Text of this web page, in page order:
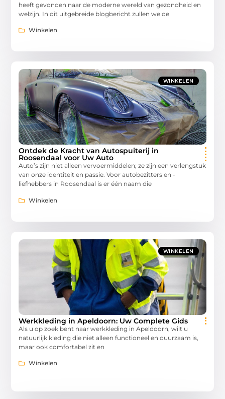
heeft gevonden naar de moderne wereld van gezondheid en
welzijn. In dit uitgebreide blogbericht zullen we de
Winkelen
WINKELEN
Ontdek de Kracht van Autospuiterij in
Roosendaal voor Uw Auto
Auto’s zijn niet alleen vervoermiddelen; ze zijn een verlengstuk
van onze identiteit en passie. Voor autobezitters en -
liefhebbers in Roosendaal is er één naam die
Winkelen
WINKELEN
Werkkleding in Apeldoorn: Uw Complete Gids
Als u op zoek bent naar werkkleding in Apeldoorn, wilt u
natuurlijk kleding die niet alleen functioneel en duurzaam is,
maar ook comfortabel zit en
Winkelen